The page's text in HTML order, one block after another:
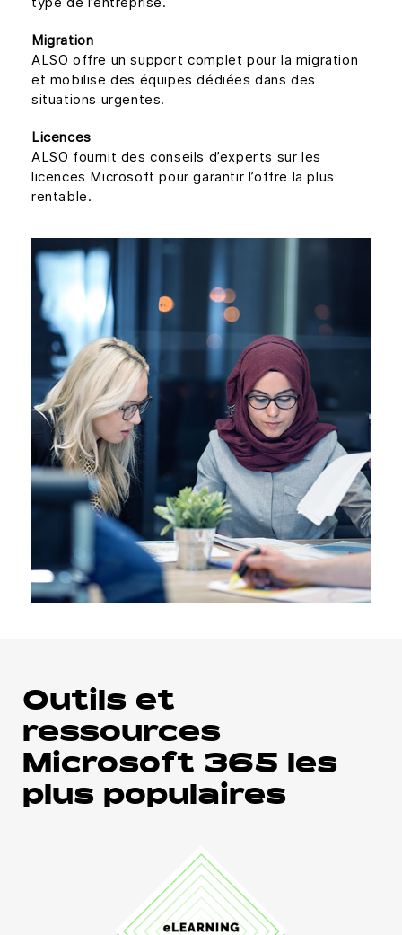
Migration
ALSO offre un support complet pour la migration
et mobilise des équipes dédiées dans des
situations urgentes.
Licences
ALSO fournit des conseils d’experts sur les
licences Microsoft pour garantir l’offre la plus
rentable.
Outils et
ressources
Microsoft 365 les
plus populaires